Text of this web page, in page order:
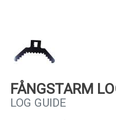
FÅNGSTARM
LOG GUIDE